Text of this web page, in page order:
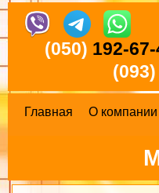
(050) 192-
(093)
Главная О компании